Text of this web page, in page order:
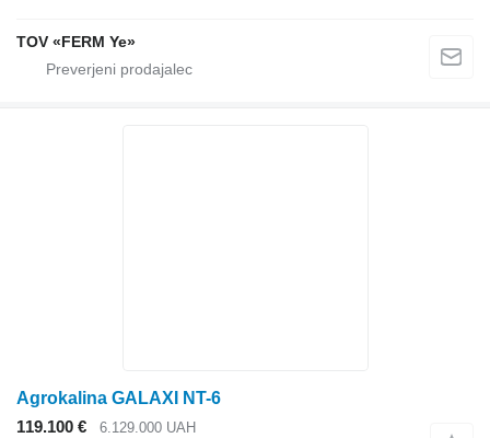
TOV «FERM Ye»
Agrokalina GALAXI NT-6
119.100 €
6.129.000 UAH